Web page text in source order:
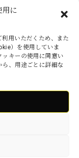
用に
用いただくため、また
）を使用していま
キーの使用に同意い
、用途ごとに詳細な
する公式のネットシ
商品を現地より無駄を
Rights Reserved.